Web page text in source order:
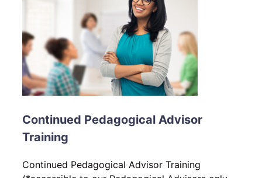
Continued Pedagogical Advisor
Training
Continued Pedagogical Advisor Training